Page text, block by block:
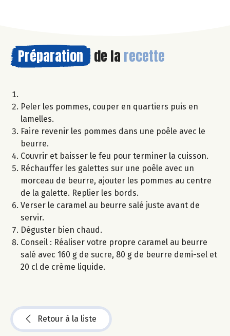
Préparation de la recette
Peler les pommes, couper en quartiers puis en
lamelles.
Faire revenir les pommes dans une poêle avec le
beurre.
Couvrir et baisser le feu pour terminer la cuisson.
Réchauffer les galettes sur une poêle avec un
morceau de beurre, ajouter les pommes au centre
de la galette. Replier les bords.
Verser le caramel au beurre salé juste avant de
servir.
Déguster bien chaud.
Conseil : Réaliser votre propre caramel au beurre
salé avec 160 g de sucre, 80 g de beurre demi-sel et
20 cl de crème liquide.
Retour à la liste